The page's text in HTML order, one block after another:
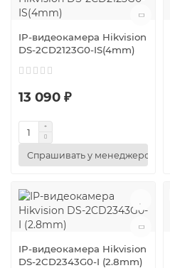
IP-видеокамера Hikvision
DS-2CD2123G0-IS(4mm)
13 090 ₽
Спрашивать у менеджеров
IP-видеокамера Hikvision
DS-2CD2343G0-I (2.8mm)